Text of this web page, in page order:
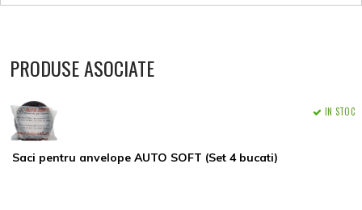
PRODUSE ASOCIATE
Saci pentru anvelope AUTO SOFT (Set 4 bucati)
IN STOC